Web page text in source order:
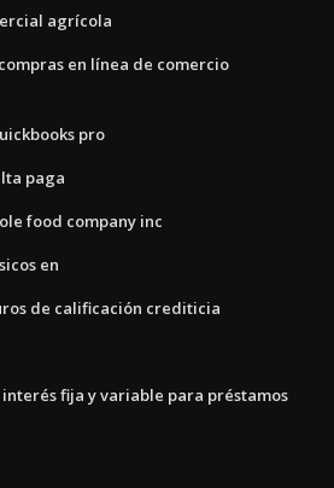
agrícola
en línea de comercio
pro
paga
food company inc
en
de calificación crediticia
fija y variable para préstamos